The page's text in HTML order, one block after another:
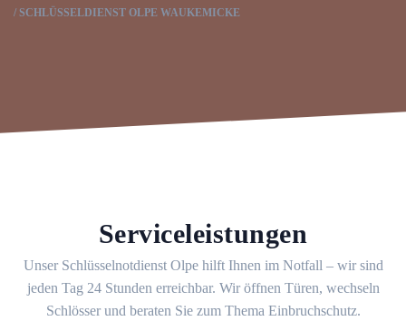
SCHLÜSSELDIENST OLPE WAUKEMICKE
Serviceleistungen
Unser Schlüsselnotdienst Olpe hilft Ihnen im Notfall – wir sind
jeden Tag 24 Stunden erreichbar. Wir öffnen Türen, wechseln
Schlösser und beraten Sie zum Thema Einbruchschutz.